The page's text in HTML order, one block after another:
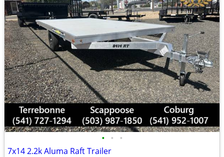
• • •
7x14 2.2k Aluma Raft Trailer